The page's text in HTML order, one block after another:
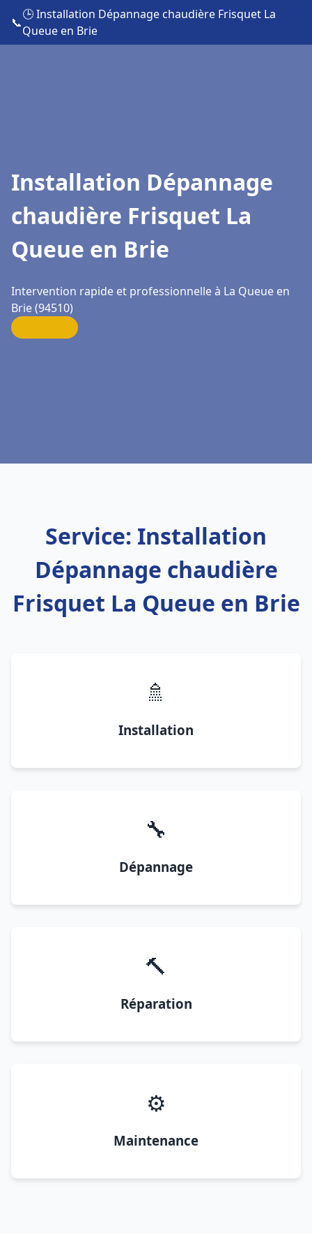
📞
🕒 Installation Dépannage chaudière Frisquet La
Queue en Brie
Installation Dépannage
chaudière Frisquet La
Queue en Brie
Intervention rapide et professionnelle à La Queue en
Brie (94510)
Service: Installation
Dépannage chaudière
Frisquet La Queue en Brie
🚿
Installation
🔧
Dépannage
🔨
Réparation
⚙️
Maintenance